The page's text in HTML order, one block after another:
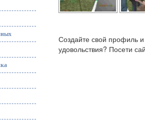
Создайте свой профиль
удовольствия? Посети